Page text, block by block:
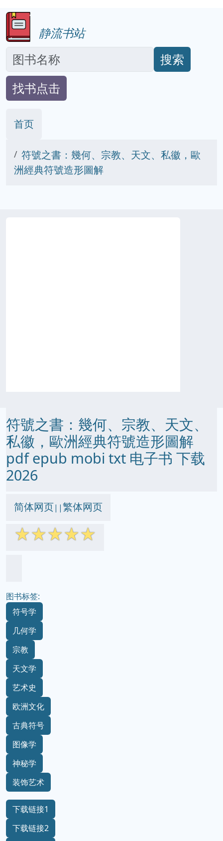
静流书站
搜索
找书点击
首页
符號之書：幾何、宗教、天文、私徽，歐
洲經典符號造形圖解
符號之書：幾何、宗教、天文、
私徽，歐洲經典符號造形圖解
pdf epub mobi txt 电子书 下载
2026
简体网页||繁体网页
☆☆☆☆☆
图书标签:
符号学
几何学
宗教
天文学
艺术史
欧洲文化
古典符号
图像学
神秘学
装饰艺术
下载链接1
下载链接2